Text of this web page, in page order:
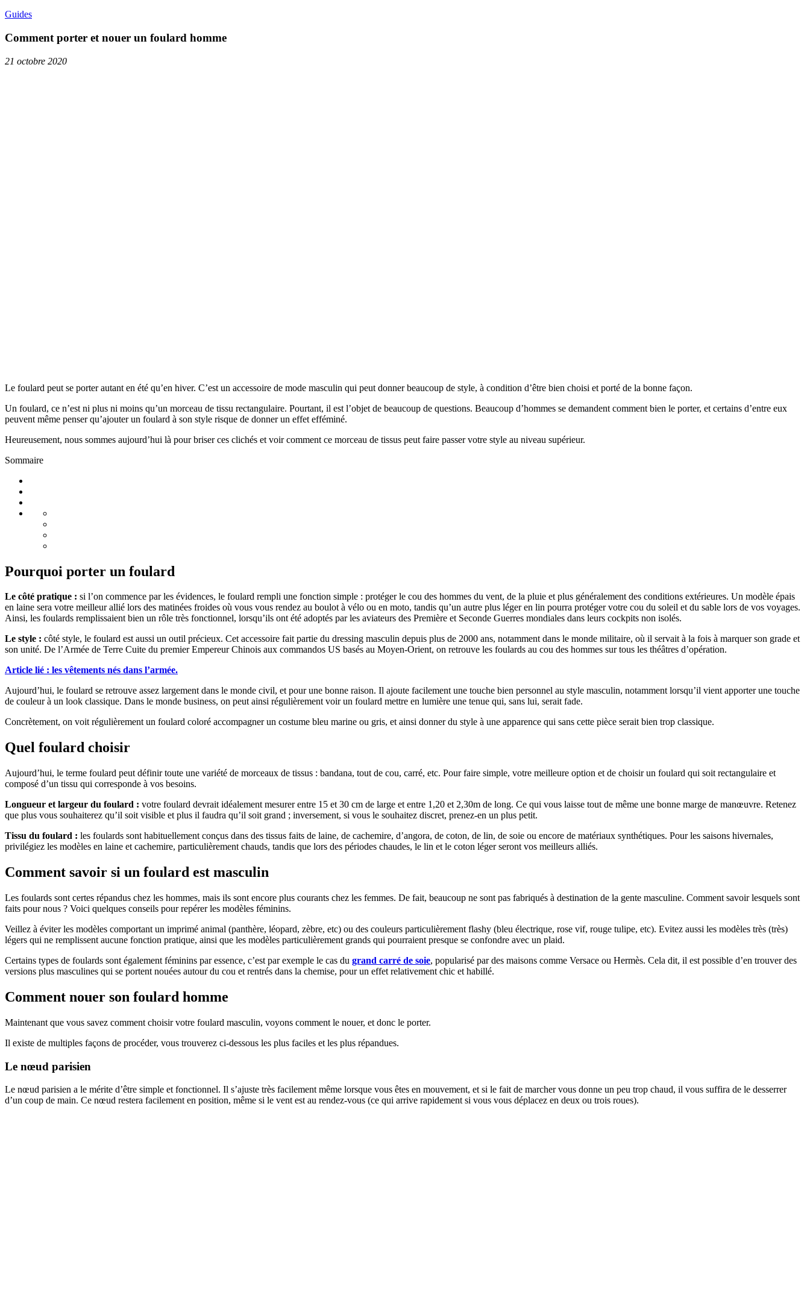
Guides
Comment porter et nouer un foulard homme
21 octobre 2020
Le foulard peut se porter autant en été qu’en hiver. C’est un accessoire de mode masculin qui peut donner beaucoup de style, à condition d’être bien choisi et porté de la bonne façon.
Un foulard, ce n’est ni plus ni moins qu’un morceau de tissu rectangulaire. Pourtant, il est l’objet de beaucoup de questions. Beaucoup d’hommes se demandent comment bien le porter, et certains d’entre eux
peuvent même penser qu’ajouter un foulard à son style risque de donner un effet efféminé.
Heureusement, nous sommes aujourd’hui là pour briser ces clichés et voir comment ce morceau de tissus peut faire passer votre style au niveau supérieur.
Sommaire
Pourquoi porter un foulard
Le côté pratique : si l’on commence par les évidences, le foulard rempli une fonction simple : protéger le cou des hommes du vent, de la pluie et plus généralement des conditions extérieures. Un modèle épais
en laine sera votre meilleur allié lors des matinées froides où vous vous rendez au boulot à vélo ou en moto, tandis qu’un autre plus léger en lin pourra protéger votre cou du soleil et du sable lors de vos voyages.
Ainsi, les foulards remplissaient bien un rôle très fonctionnel, lorsqu’ils ont été adoptés par les aviateurs des Première et Seconde Guerres mondiales dans leurs cockpits non isolés.
Le style : côté style, le foulard est aussi un outil précieux. Cet accessoire fait partie du dressing masculin depuis plus de 2000 ans, notamment dans le monde militaire, où il servait à la fois à marquer son grade et
son unité. De l’Armée de Terre Cuite du premier Empereur Chinois aux commandos US basés au Moyen-Orient, on retrouve les foulards au cou des hommes sur tous les théâtres d’opération.
Article lié : les vêtements nés dans l’armée.
Aujourd’hui, le foulard se retrouve assez largement dans le monde civil, et pour une bonne raison. Il ajoute facilement une touche bien personnel au style masculin, notamment lorsqu’il vient apporter une touche
de couleur à un look classique. Dans le monde business, on peut ainsi régulièrement voir un foulard mettre en lumière une tenue qui, sans lui, serait fade.
Concrètement, on voit régulièrement un foulard coloré accompagner un costume bleu marine ou gris, et ainsi donner du style à une apparence qui sans cette pièce serait bien trop classique.
Quel foulard choisir
Aujourd’hui, le terme foulard peut définir toute une variété de morceaux de tissus : bandana, tout de cou, carré, etc. Pour faire simple, votre meilleure option et de choisir un foulard qui soit rectangulaire et
composé d’un tissu qui corresponde à vos besoins.
Longueur et largeur du foulard : votre foulard devrait idéalement mesurer entre 15 et 30 cm de large et entre 1,20 et 2,30m de long. Ce qui vous laisse tout de même une bonne marge de manœuvre. Retenez
que plus vous souhaiterez qu’il soit visible et plus il faudra qu’il soit grand ; inversement, si vous le souhaitez discret, prenez-en un plus petit.
Tissu du foulard : les foulards sont habituellement conçus dans des tissus faits de laine, de cachemire, d’angora, de coton, de lin, de soie ou encore de matériaux synthétiques. Pour les saisons hivernales,
privilégiez les modèles en laine et cachemire, particulièrement chauds, tandis que lors des périodes chaudes, le lin et le coton léger seront vos meilleurs alliés.
Comment savoir si un foulard est masculin
Les foulards sont certes répandus chez les hommes, mais ils sont encore plus courants chez les femmes. De fait, beaucoup ne sont pas fabriqués à destination de la gente masculine. Comment savoir lesquels sont
faits pour nous ? Voici quelques conseils pour repérer les modèles féminins.
Veillez à éviter les modèles comportant un imprimé animal (panthère, léopard, zèbre, etc) ou des couleurs particulièrement flashy (bleu électrique, rose vif, rouge tulipe, etc). Evitez aussi les modèles très (très)
légers qui ne remplissent aucune fonction pratique, ainsi que les modèles particulièrement grands qui pourraient presque se confondre avec un plaid.
Certains types de foulards sont également féminins par essence, c’est par exemple le cas du grand carré de soie, popularisé par des maisons comme Versace ou Hermès. Cela dit, il est possible d’en trouver des
versions plus masculines qui se portent nouées autour du cou et rentrés dans la chemise, pour un effet relativement chic et habillé.
Comment nouer son foulard homme
Maintenant que vous savez comment choisir votre foulard masculin, voyons comment le nouer, et donc le porter.
Il existe de multiples façons de procéder, vous trouverez ci-dessous les plus faciles et les plus répandues.
Le nœud parisien
Le nœud parisien a le mérite d’être simple et fonctionnel. Il s’ajuste très facilement même lorsque vous êtes en mouvement, et si le fait de marcher vous donne un peu trop chaud, il vous suffira de le desserrer
d’un coup de main. Ce nœud restera facilement en position, même si le vent est au rendez-vous (ce qui arrive rapidement si vous vous déplacez en deux ou trois roues).